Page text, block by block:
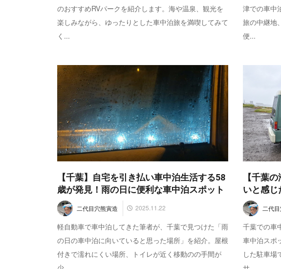
のおすすめRVパークを紹介します。海や温泉、観光を
楽しみながら、ゆったりとした車中泊旅を満喫してみて
く...
津での車中
旅の中継地
便...
【千葉】自宅を引き払い車中泊生活する58
歳が発見！雨の日に便利な車中泊スポット
二代目穴熊寅造 2025.11.22
軽自動車で車中泊してきた筆者が、千葉で見つけた「雨
の日の車中泊に向いていると思った場所」を紹介。屋根
付きで濡れにくい場所、トイレが近く移動のの手間が
【千葉
いと感じ
二代
千葉での車
車中泊スポ
した駐車場